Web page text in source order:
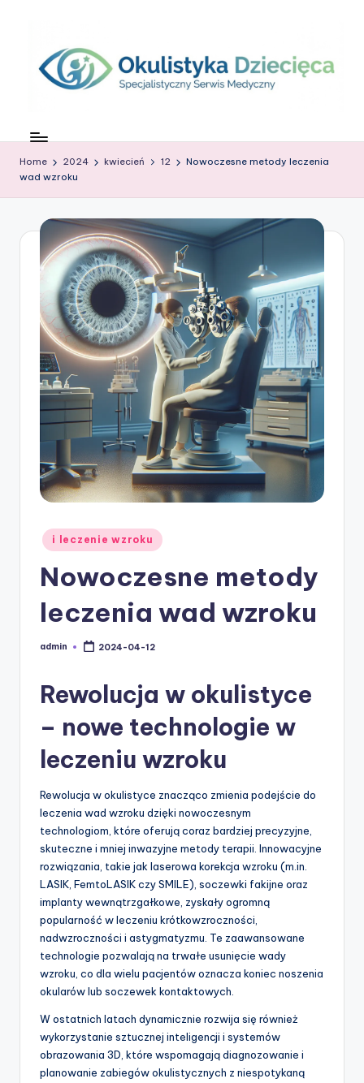
content
z
k
o
w
o
w
ie
Home 2024 kwiecień 12
Nowoczesne metody leczenia
wad wzroku
Posted
in
i leczenie wzroku
Nowoczesne metody
leczenia wad wzroku
Posted
admin 2024-04-12
Rewolucja w okulistyce
– nowe technologie w
leczeniu wzroku
Rewolucja w okulistyce znacząco zmienia podejście do
leczenia wad wzroku dzięki nowoczesnym
technologiom, które oferują coraz bardziej precyzyjne,
skuteczne i mniej inwazyjne metody terapii. Innowacyjne
rozwiązania, takie jak laserowa korekcja wzroku (m.in.
LASIK, FemtoLASIK czy SMILE), soczewki fakijne oraz
implanty wewnątrzgałkowe, zyskały ogromną
popularność w leczeniu krótkowzroczności,
nadwzroczności i astygmatyzmu. Te zaawansowane
technologie pozwalają na trwałe usunięcie wady
wzroku, co dla wielu pacjentów oznacza koniec noszenia
okularów lub soczewek kontaktowych.
W ostatnich latach dynamicznie rozwija się również
wykorzystanie sztucznej inteligencji i systemów
obrazowania 3D, które wspomagają diagnozowanie i
planowanie zabiegów okulistycznych z niespotykaną